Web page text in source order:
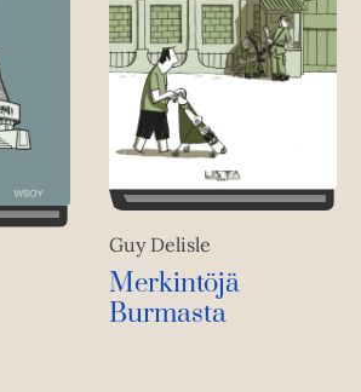
Guy Delisle
Merkintöjä
Burmasta